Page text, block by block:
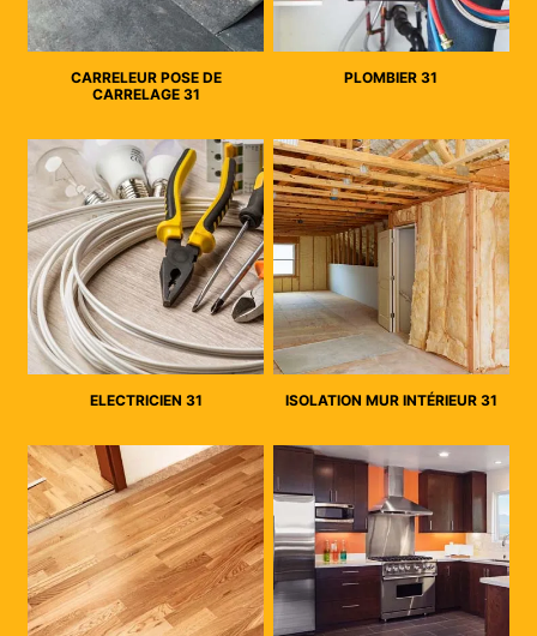
CARRELEUR POSE DE
CARRELAGE 31
PLOMBIER 31
ELECTRICIEN 31 ISOLATION MUR INTÉRIEUR 31